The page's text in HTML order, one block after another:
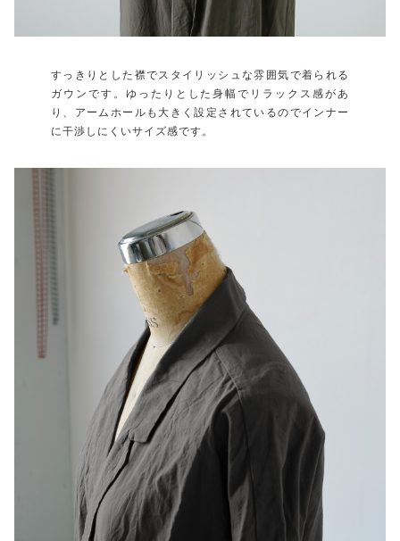
すっきりとした襟でスタイリッシュな雰囲気で着られる
ガウンです。ゆったりとした身幅でリラックス感があ
り、アームホールも大きく設定されているのでインナー
に干渉しにくいサイズ感です。